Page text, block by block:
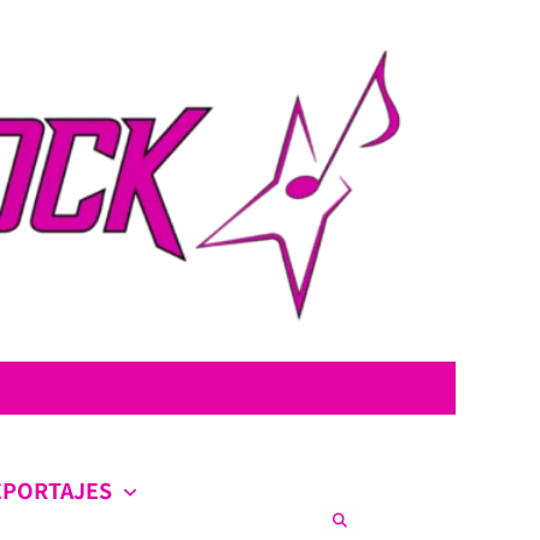
en la escena nacional e internacional.